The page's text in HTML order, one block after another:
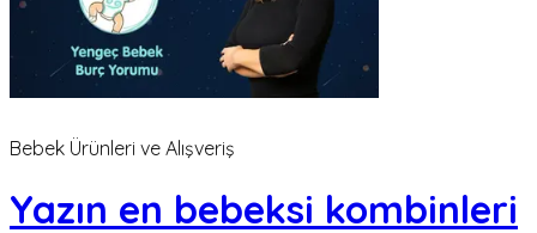
Bebek Ürünleri ve Alışveriş
Yazın en bebeksi kombinleri